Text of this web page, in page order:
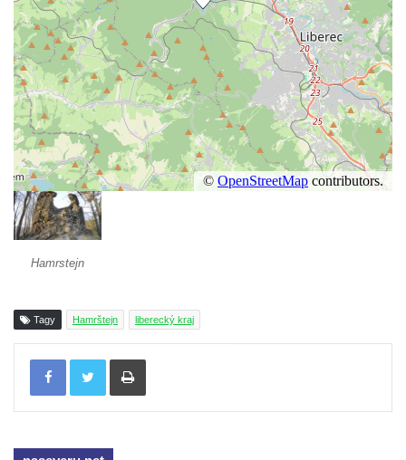
Hamrstejn
Tagy Hamrštejn liberecký kraj
Tisknout